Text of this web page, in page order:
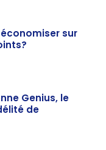
sur
Genius, le
de